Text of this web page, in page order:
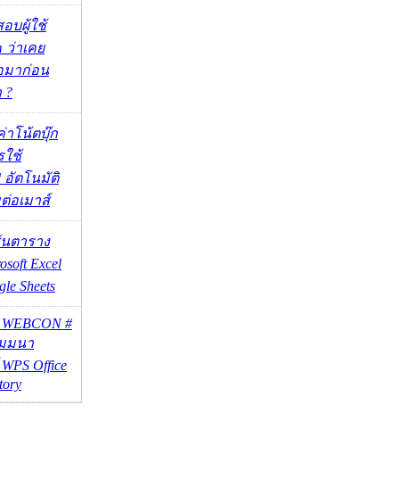
อบผู้ใช้
ว่าเคย
มาก่อน
?
าโน้ตบุ๊ก
ใช้
อัตโนมัติ
อเมาส์
ตาราง
Excel
Sheets
#
มนา
Office